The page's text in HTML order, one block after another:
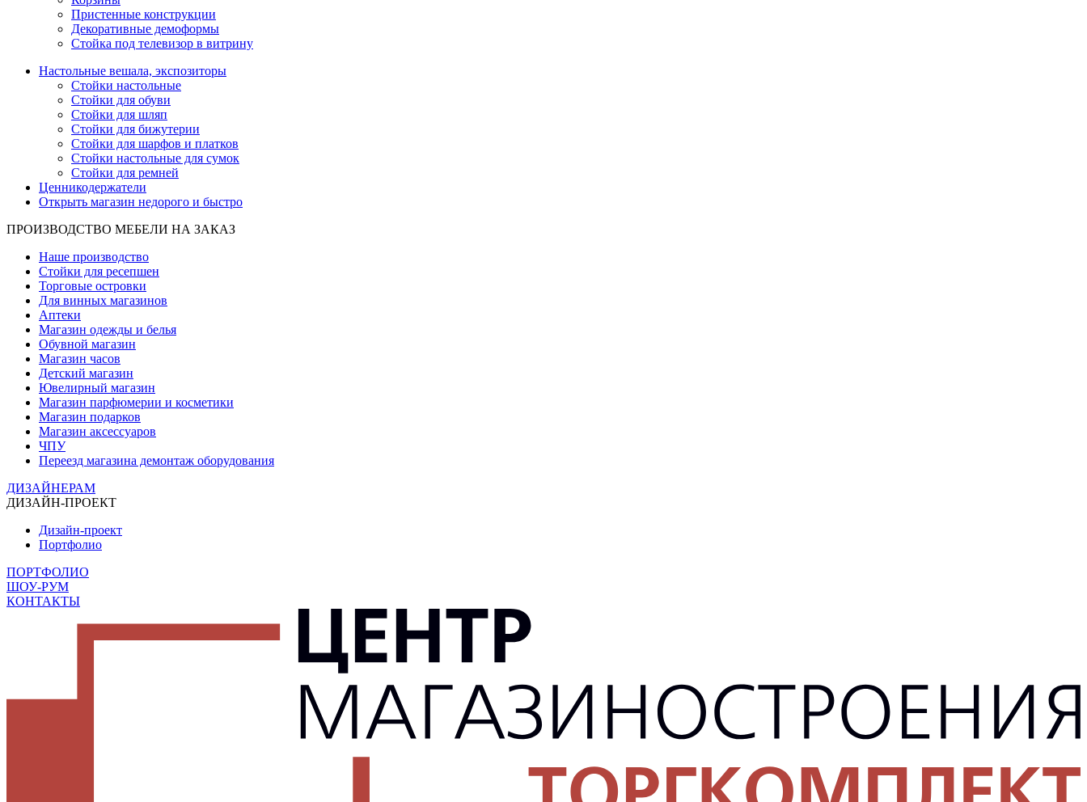
Пристенные конструкции
Декоративные демоформы
Стойка под телевизор в витрину
Настольные вешала, экспозиторы
Стойки настольные
Стойки для обуви
Стойки для шляп
Стойки для бижутерии
Стойки для шарфов и платков
Стойки настольные для сумок
Стойки для ремней
Ценникодержатели
Открыть магазин недорого и быстро
ПРОИЗВОДСТВО МЕБЕЛИ НА ЗАКАЗ
Наше производство
Стойки для ресепшен
Торговые островки
Для винных магазинов
Аптеки
Магазин одежды и белья
Обувной магазин
Магазин часов
Детский магазин
Ювелирный магазин
Магазин парфюмерии и косметики
Магазин подарков
Магазин аксессуаров
ЧПУ
Переезд магазина демонтаж оборудования
ДИЗАЙНЕРАМ
ДИЗАЙН-ПРОЕКТ
Дизайн-проект
Портфолио
ПОРТФОЛИО
ШОУ-РУМ
КОНТАКТЫ